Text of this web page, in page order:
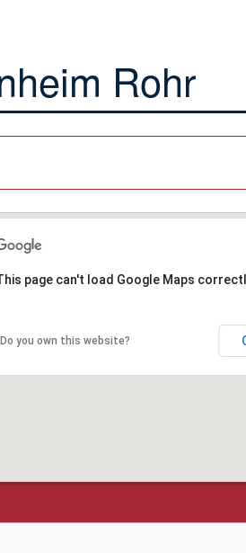
Rohr
page can't load Google Maps
Do you own this website?